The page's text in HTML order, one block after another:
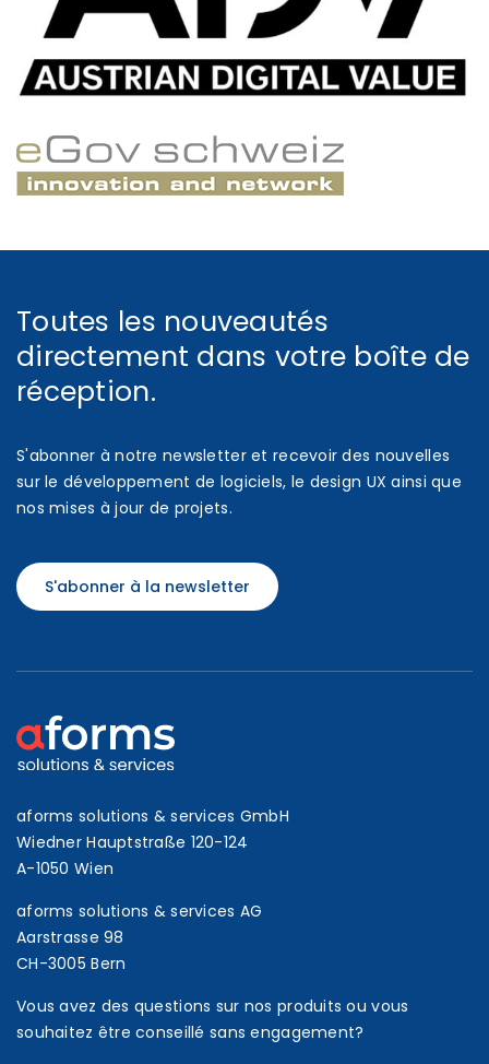
Toutes les nouveautés
directement dans votre boîte de
réception.
S'abonner à notre newsletter et recevoir des nouvelles
sur le développement de logiciels, le design UX ainsi que
nos mises à jour de projets.
S'abonner à la newsletter
aforms solutions & services GmbH
Wiedner Hauptstraße 120-124
A-1050 Wien
aforms solutions & services AG
Aarstrasse 98
CH-3005 Bern
Vous avez des questions sur nos produits ou vous
souhaitez être conseillé sans engagement?